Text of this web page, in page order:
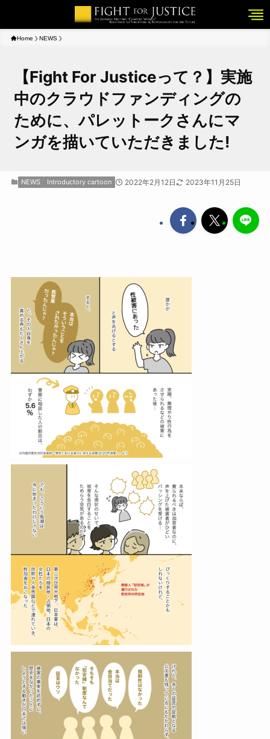
Home NEWS
【Fight For Justiceって？】実施
中のクラウドファンディングの
ために、パレットークさんにマ
ンガを描いていただきました!
NEWS Introductory cartoon 2022年2月12日 2023年11月25日